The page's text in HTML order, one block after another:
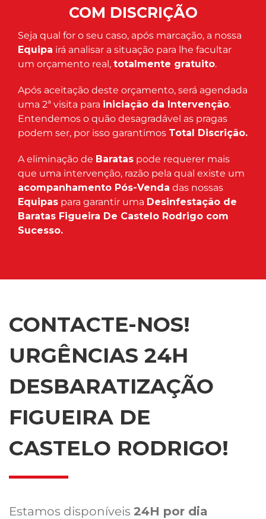
COM DISCRIÇÃO
Seja qual for o seu caso, após marcação, a nossa
Equipa irá analisar a situação para lhe facultar
um orçamento real, totalmente gratuito.
Após aceitação deste orçamento, será agendada
uma 2ª visita para iniciação da Intervenção.
Entendemos o quão desagradável as pragas
podem ser, por isso garantimos Total Discrição.
A eliminação de Baratas pode requerer mais
que uma intervenção, razão pela qual existe um
acompanhamento Pós-Venda das nossas
Equipas para garantir uma Desinfestação de
Baratas Figueira De Castelo Rodrigo com
Sucesso.
CONTACTE-NOS!
URGÊNCIAS 24H
DESBARATIZAÇÃO
FIGUEIRA DE
CASTELO RODRIGO!
Estamos disponíveis 24H por dia